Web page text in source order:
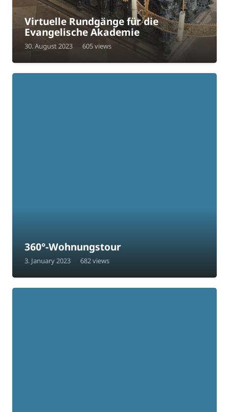
Virtuelle Rundgänge für die
Evangelische Akademie
30. August 2023 605views
360°-Wohnungstour
3. January 2023 682views